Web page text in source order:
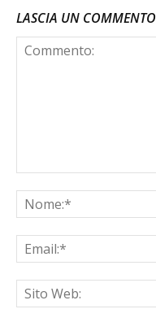
LASCIA UN COMMENTO